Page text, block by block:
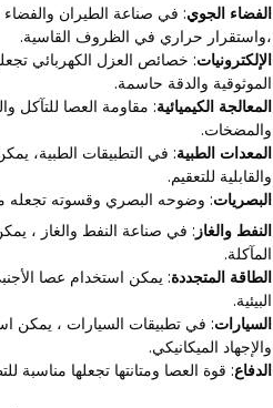
الفضاء الجوي: في صناعة الطيران
،واستقرار حراري في الظروف القاسية.
الإلكترونيات: خصائص العزل الكهربائي
الموثوقية والدقة حاسمة.
المعالجة الكيميائية: مقاومة العصا للتآكل
والمضخات.
المعدات الطبية: في التطبيقات الطبية،
والقابلية للتعقيم.
البصريات: وضوحه البصري وقسوته تجعله
النفط والغاز : في صناعة النفط والغاز ،
المآكلة.
الطاقة المتجددة: يمكن استخدام عصا
البيئية.
السيارات: في تطبيقات السيارات ، يمكن
والإجهاد الميكانيكي.
الدفاع: قوة العصا ومتانتها تجعلها مناسبة